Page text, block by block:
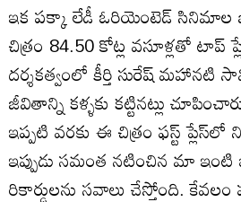
ఇక పక్కా లేడీ ఓరియెంటెడ్
చిత్రం 84.50 కోట్ల వసూళ్లతో టాప్
దర్శకత్వంలో కీర్తి సురేష్‌ మహానటి
జీవితాన్ని కళ్ళకు కట్టినట్లు
ఇప్పటి వరకు ఈ చిత్రం ఫస్ట్‌
ఇప్పుడు సమంత నటించిన మా
రికార్డులను సవాలు చేస్తోంది.